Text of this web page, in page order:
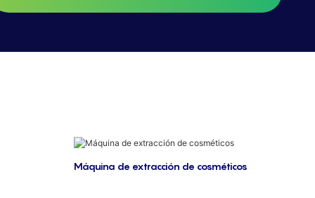
Máquina de extracción de cosméticos